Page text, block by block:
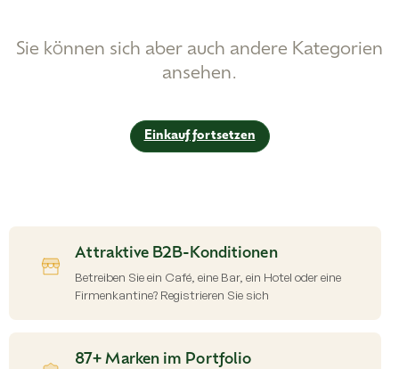
Sie können sich aber auch andere Kategorien
ansehen.
Einkauf fortsetzen
Attraktive B2B-Konditionen
Betreiben Sie ein Café, eine Bar, ein Hotel oder eine
Firmenkantine? Registrieren Sie sich
87+ Marken im Portfolio